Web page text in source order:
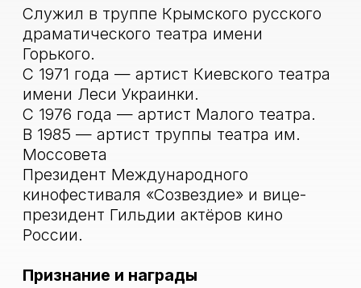
искусства, многолетнюю
плодотворную деятельность
Заслуженный артист Украинской
ССР
Народный артист РСФСР (1988)
Государственная премия СССР
(1977) — за роль в спектакле «Они
были актёрами»
Преподаватели
курса